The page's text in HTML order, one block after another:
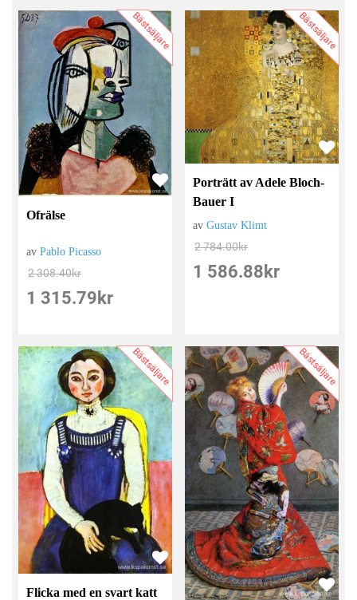
Bästsäljare
Ofrälse
avPablo Picasso
2 308.40kr
1 315.79 kr
Bästsäljare
Porträtt av Adele Bloch-
Bauer I
avGustav Klimt
2 784.00kr
1 586.88 kr
Bästsäljare
Flicka med en svart katt
Bästsäljare